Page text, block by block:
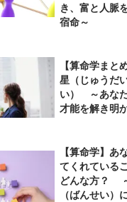
き、富と人脈
宿命～
【算命学まと
星（じゅうだ
い） ～あな
才能を解き明
【算命学】あ
てくれている
どんな方？
（ばんせい）